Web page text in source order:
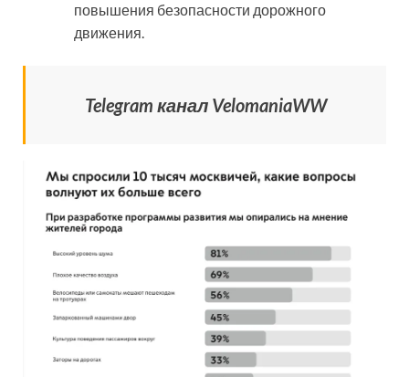
повышения безопасности дорожного
движения.
Telegram канал VelomaniaWW